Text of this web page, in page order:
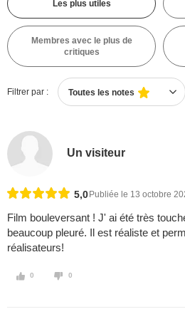
Les plus utiles
Membres avec le plus de
critiques
Filtrer par : Toutes les notes
Un visiteur
5,0 Publiée le 13 octobre
Film bouleversant ! J' ai été très
beaucoup pleuré. Il est réaliste et
réalisateurs!
0 0